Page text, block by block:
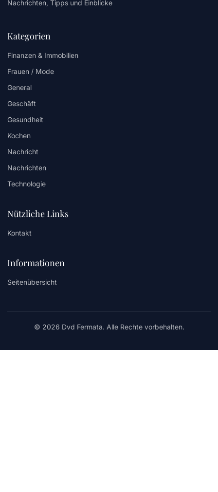
Nachrichten, Tipps und Einblicke
Kategorien
Finanzen & Immobilien
Frauen / Mode
General
Geschäft
Gesundheit
Kochen
Nachricht
Nachrichten
Technologie
Nützliche Links
Kontakt
Informationen
Seitenübersicht
© 2026 Dvd Fermata. Alle Rechte vorbehalten.